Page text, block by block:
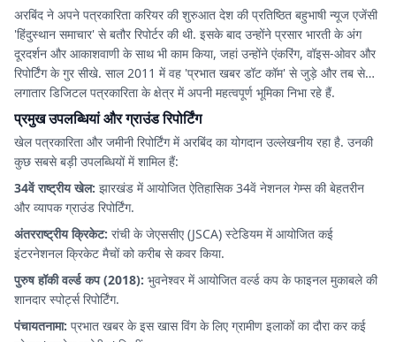
अरबिंद ने अपने पत्रकारिता करियर की शुरुआत देश की प्रतिष्ठित बहुभाषी न्यूज एजेंसी
'हिंदुस्थान समाचार' से बतौर रिपोर्टर की थी. इसके बाद उन्होंने प्रसार भारती के अंग
दूरदर्शन और आकाशवाणी के साथ भी काम किया, जहां उन्होंने एंकरिंग, वॉइस-ओवर और
रिपोर्टिंग के गुर सीखे. साल 2011 में वह 'प्रभात खबर डॉट कॉम' से जुड़े और तब से
लगातार डिजिटल पत्रकारिता के क्षेत्र में अपनी महत्वपूर्ण भूमिका निभा रहे हैं.
प्रमुख उपलब्धियां और ग्राउंड रिपोर्टिंग
खेल पत्रकारिता और जमीनी रिपोर्टिंग में अरबिंद का योगदान उल्लेखनीय रहा है. उनकी
कुछ सबसे बड़ी उपलब्धियों में शामिल हैं:
34वें राष्ट्रीय खेल: झारखंड में आयोजित ऐतिहासिक 34वें नेशनल गेम्स की बेहतरीन
और व्यापक ग्राउंड रिपोर्टिंग.
अंतरराष्ट्रीय क्रिकेट: रांची के जेएससीए (JSCA) स्टेडियम में आयोजित कई
इंटरनेशनल क्रिकेट मैचों को करीब से कवर किया.
पुरुष हॉकी वर्ल्ड कप (2018): भुवनेश्वर में आयोजित वर्ल्ड कप के फाइनल मुकाबले की
शानदार स्पोर्ट्स रिपोर्टिंग.
पंचायतनामा: प्रभात खबर के इस खास विंग के लिए ग्रामीण इलाकों का दौरा कर कई